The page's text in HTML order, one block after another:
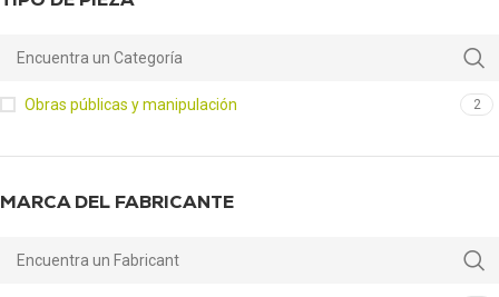
Obras públicas y manipulación 2
MARCA DEL FABRICANTE